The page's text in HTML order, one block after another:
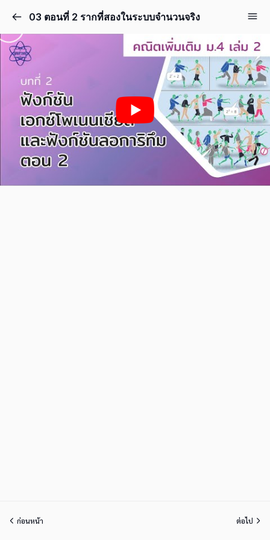
03 ตอนที่ 2 รากที่สองในระบบจำนวนจริง
ก่อนหน้า ต่อไป